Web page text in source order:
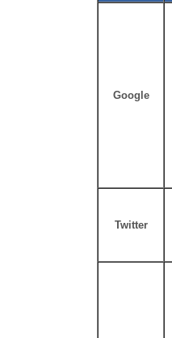
Google
Twitter